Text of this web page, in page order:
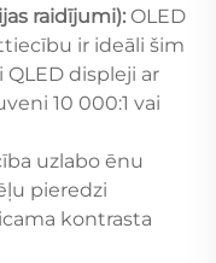
raidījumi): OLED
ir ideāli šim
displeji ar
10 000:1 vai
uzlabo ēnu
pieredzi
kontrasta